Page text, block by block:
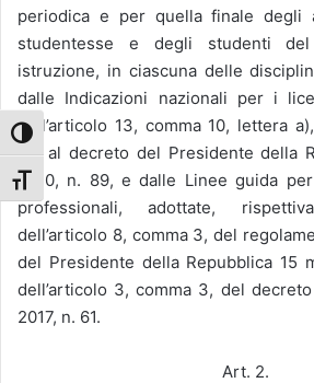
Attiva/disattiva alto contrasto
Attiva/disattiva dimensione testo
periodica e per quella finale degli
studentesse e degli studenti
istruzione, in ciascuna delle
dalle Indicazioni nazionali per i
dell’articolo 13, comma 10, lettera
cui al decreto del Presidente della
2010, n. 89, e dalle Linee guida
professionali, adottate,
dell’articolo 8, comma 3, del
del Presidente della Repubblica 15
dell’articolo 3, comma 3, del
2017, n. 61.
Art. 2.